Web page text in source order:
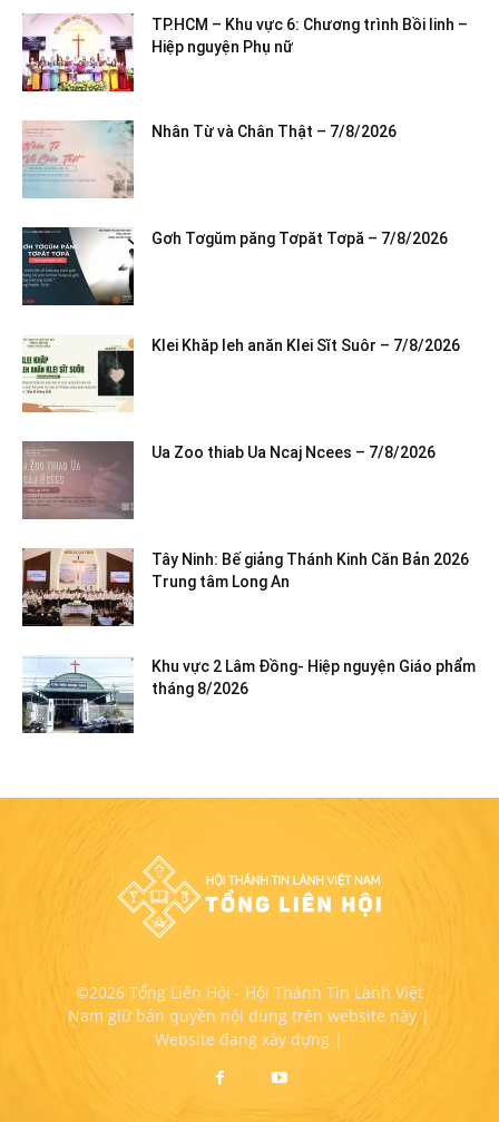
TP.HCM – Khu vực 6: Chương trình Bồi linh –
Hiệp nguyện Phụ nữ
Nhân Từ và Chân Thật – 7/8/2026
Gơh Tơgŭm păng Tơpăt Tơpă – 7/8/2026
Klei Khăp leh anăn Klei Sĭt Suôr – 7/8/2026
Ua Zoo thiab Ua Ncaj Ncees – 7/8/2026
Tây Ninh: Bế giảng Thánh Kinh Căn Bản 2026
Trung tâm Long An
Khu vực 2 Lâm Đồng- Hiệp nguyện Giáo phẩm
tháng 8/2026
©2026 Tổng Liên Hội - Hội Thánh Tin Lành Việt
Nam giữ bản quyền nội dung trên website này |
Website đang xây dựng |